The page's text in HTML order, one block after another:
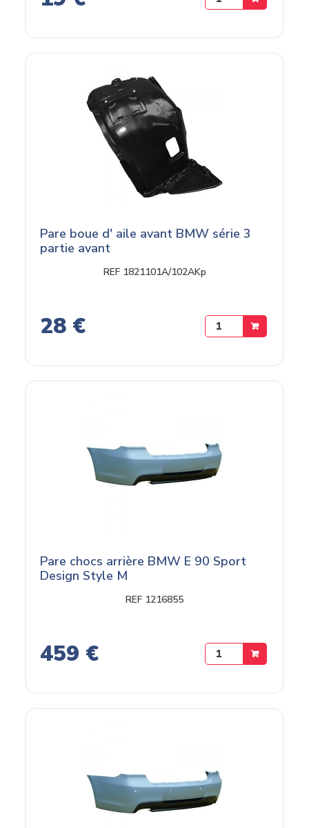
Pare boue d' aile avant BMW série 3
partie avant
REF 1821101A/102AKp
28 €
Pare chocs arrière BMW E 90 Sport
Design Style M
REF 1216855
459 €